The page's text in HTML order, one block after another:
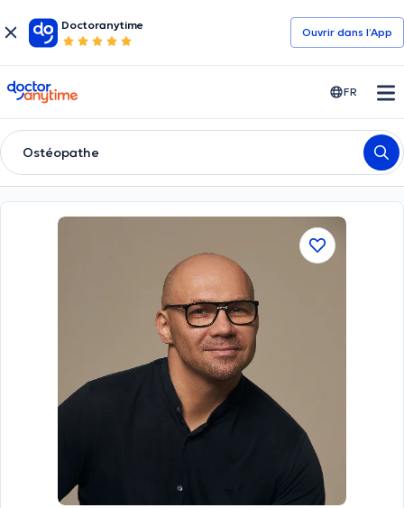
Doctoranytime
Ouvrir dans l’App
doctoranytime FR
Ostéopathe